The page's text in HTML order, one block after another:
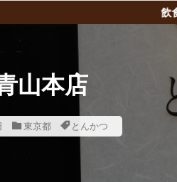
飲食チェーン店トラベラー
山本店
東京都 とんかつ